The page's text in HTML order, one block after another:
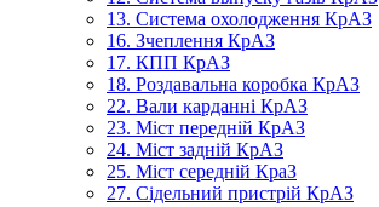
13. Система охолодження КрАЗ
16. Зчеплення КрАЗ
17. КПП КрАЗ
18. Роздавальна коробка КрАЗ
22. Вали карданні КрАЗ
23. Міст передній КрАЗ
24. Міст задній КрАЗ
25. Міст середній КраЗ
27. Сідельний пристрій КрАЗ